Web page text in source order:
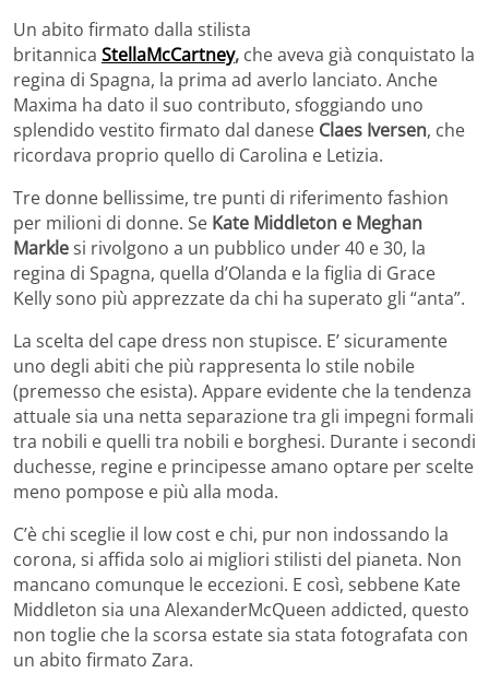
Un abito firmato dalla stilista
britannica StellaMcCartney, che aveva già conquistato la
regina di Spagna, la prima ad averlo lanciato. Anche
Maxima ha dato il suo contributo, sfoggiando uno
splendido vestito firmato dal danese Claes Iversen, che
ricordava proprio quello di Carolina e Letizia.
Tre donne bellissime, tre punti di riferimento fashion
per milioni di donne. Se Kate Middleton e Meghan
Marklesi rivolgono a un pubblico under 40 e 30, la
regina di Spagna, quella d’Olanda e la figlia di Grace
Kelly sono più apprezzate da chi ha superato gli “anta”.
La scelta del cape dress non stupisce. E’ sicuramente
uno degli abiti che più rappresenta lo stile nobile
(premesso che esista). Appare evidente che la tendenza
attuale sia una netta separazione tra gli impegni formali
tra nobili e quelli tra nobili e borghesi. Durante i secondi
duchesse, regine e principesse amano optare per scelte
meno pompose e più alla moda.
C’è chi sceglie il low cost e chi, pur non indossando la
corona, si affida solo ai migliori stilisti del pianeta. Non
mancano comunque le eccezioni. E così, sebbene Kate
Middleton sia una AlexanderMcQueen addicted, questo
non toglie che la scorsa estate sia stata fotografata con
un abito firmato Zara.